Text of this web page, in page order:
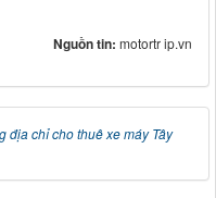
Nguồn tin: motortr ip.vn
địa chỉ cho thuê xe máy Tây